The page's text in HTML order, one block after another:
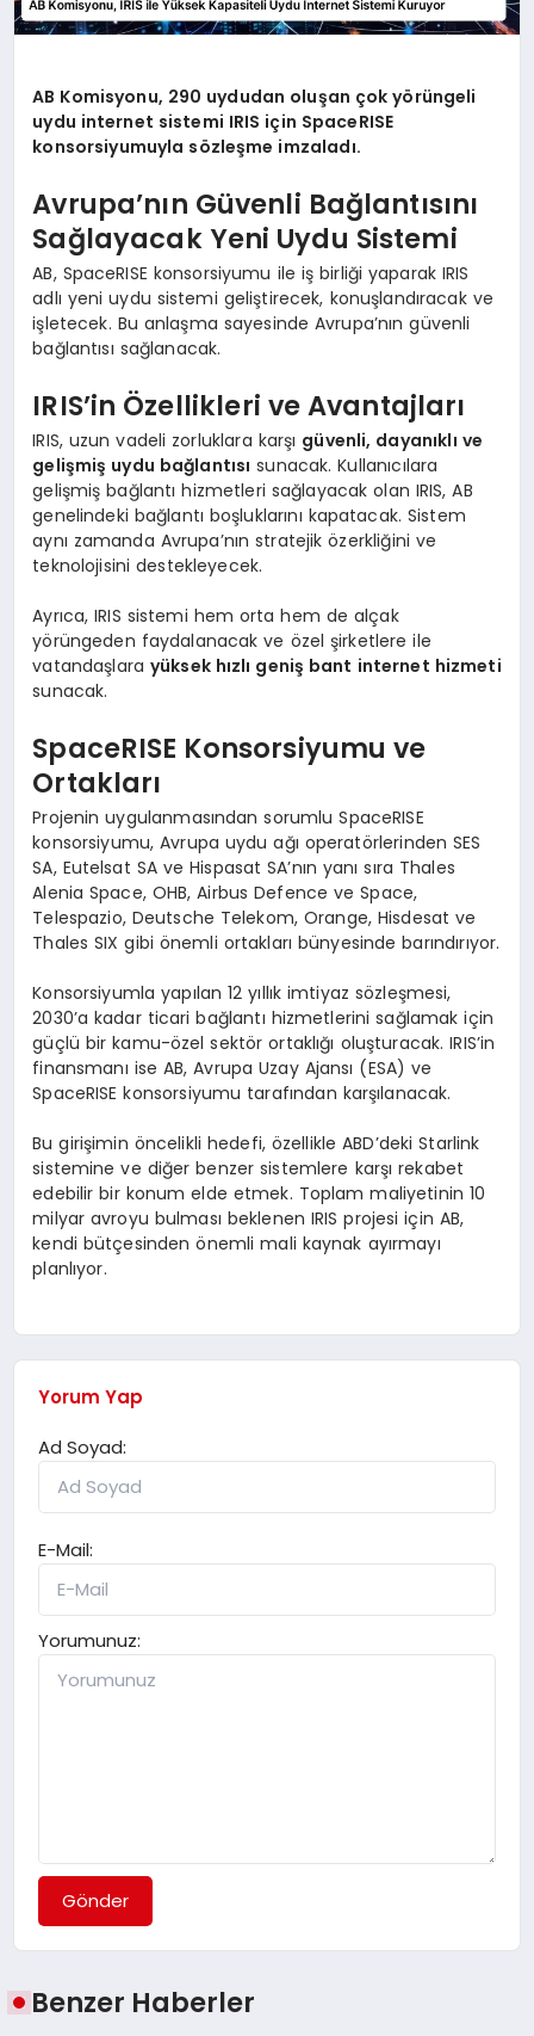
AB Komisyonu, 290 uydudan oluşan çok yörüngeli
uydu internet sistemi IRIS için SpaceRISE
konsorsiyumuyla sözleşme imzaladı.
Avrupa’nın Güvenli Bağlantısını
Sağlayacak Yeni Uydu Sistemi
AB, SpaceRISE konsorsiyumu ile iş birliği yaparak IRIS
adlı yeni uydu sistemi geliştirecek, konuşlandıracak ve
işletecek. Bu anlaşma sayesinde Avrupa’nın güvenli
bağlantısı sağlanacak.
IRIS’in Özellikleri ve Avantajları
IRIS, uzun vadeli zorluklara karşı güvenli, dayanıklı ve
gelişmiş uydu bağlantısı sunacak. Kullanıcılara
gelişmiş bağlantı hizmetleri sağlayacak olan IRIS, AB
genelindeki bağlantı boşluklarını kapatacak. Sistem
aynı zamanda Avrupa’nın stratejik özerkliğini ve
teknolojisini destekleyecek.
Ayrıca, IRIS sistemi hem orta hem de alçak
yörüngeden faydalanacak ve özel şirketlere ile
vatandaşlara yüksek hızlı geniş bant internet hizmeti
sunacak.
SpaceRISE Konsorsiyumu ve
Ortakları
Projenin uygulanmasından sorumlu SpaceRISE
konsorsiyumu, Avrupa uydu ağı operatörlerinden SES
SA, Eutelsat SA ve Hispasat SA’nın yanı sıra Thales
Alenia Space, OHB, Airbus Defence ve Space,
Telespazio, Deutsche Telekom, Orange, Hisdesat ve
Thales SIX gibi önemli ortakları bünyesinde barındırıyor.
Konsorsiyumla yapılan 12 yıllık imtiyaz sözleşmesi,
2030’a kadar ticari bağlantı hizmetlerini sağlamak için
güçlü bir kamu-özel sektör ortaklığı oluşturacak. IRIS’in
finansmanı ise AB, Avrupa Uzay Ajansı (ESA) ve
SpaceRISE konsorsiyumu tarafından karşılanacak.
Bu girişimin öncelikli hedefi, özellikle ABD’deki Starlink
sistemine ve diğer benzer sistemlere karşı rekabet
edebilir bir konum elde etmek. Toplam maliyetinin 10
milyar avroyu bulması beklenen IRIS projesi için AB,
kendi bütçesinden önemli mali kaynak ayırmayı
planlıyor.
Yorum Yap
Ad Soyad:
E-Mail:
Yorumunuz:
Gönder
Benzer Haberler